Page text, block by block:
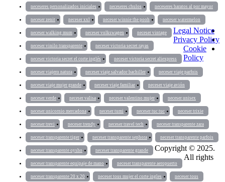
neceseres personalizados iniciales neceseres chulos neceseres baratos al por mayor
neceser zenit neceser xxl neceser winnie the pooh neceser watermelon
neceser walking mum neceser volkswagen neceser vintage
neceser vinilo transparente neceser victoria secret rayas
neceser victoria secret el corte inglés neceser victoria secret aliexpress
neceser viajero natura neceser viaje salvador bachiller neceser viaje parfois
neceser viaje mujer grande neceser viaje familiar neceser viaje avión
neceser verde neceser valisa neceser valentino mujer neceser unisex
neceser unicornio mercadona neceser tumi neceser tuc tuc neceser trixie
neceser trevi neceser trendy neceser travel tech neceser transparente zara
neceser transparente tiger neceser transparente sephora neceser transparente parfois
neceser transparente oysho neceser transparente grande
neceser transparente equipaje de mano neceser transparente aeropuerto
neceser transparente 20 x 20 neceser tous mujer el corte ingles neceser tous
Legal Notice
Privacy Policy
Cookie
Policy
Copyright © 2025.
All rights